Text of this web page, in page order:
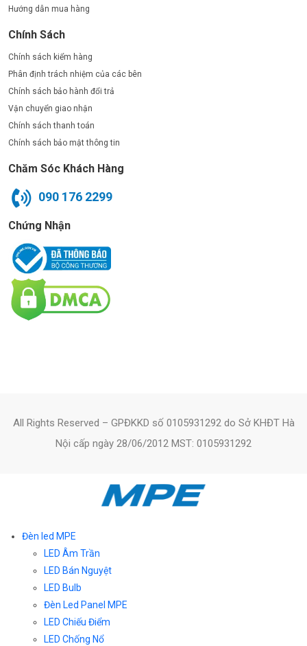
Hướng dẫn mua hàng
Chính Sách
Chính sách kiểm hàng
Phân định trách nhiệm của các bên
Chính sách bảo hành đổi trả
Vận chuyển giao nhận
Chính sách thanh toán
Chính sách bảo mật thông tin
Chăm Sóc Khách Hàng
090 176 2299
Chứng Nhận
All Rights Reserved – GPĐKKD số 0105931292 do Sở KHĐT Hà
Nội cấp ngày 28/06/2012 MST: 0105931292
Đèn led MPE
LED Âm Trần
LED Bán Nguyệt
LED Bulb
Đèn Led Panel MPE
LED Chiếu Điểm
LED Chống Nổ